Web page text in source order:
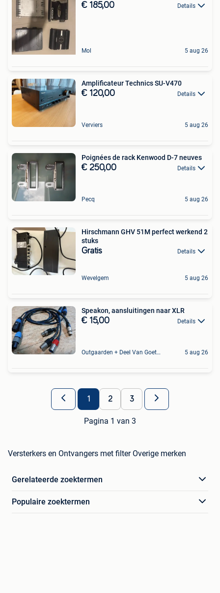
€ 185,00 Details
Mol 5 aug 26
Amplificateur Technics SU-V470
€ 120,00 Details
Verviers 5 aug 26
Poignées de rack Kenwood D-7 neuves
€ 250,00 Details
Pecq 5 aug 26
Hirschmann GHV 51M perfect werkend 2
stuks
Gratis Details
Wevelgem 5 aug 26
Speakon, aansluitingen naar XLR
€ 15,00 Details
Outgaarden + Deel Van Goetsenhoven 5 aug 26
1 2 3
Pagina 1 van 3
Versterkers en Ontvangers met filter Overige merken
Gerelateerde zoektermen
Populaire zoektermen